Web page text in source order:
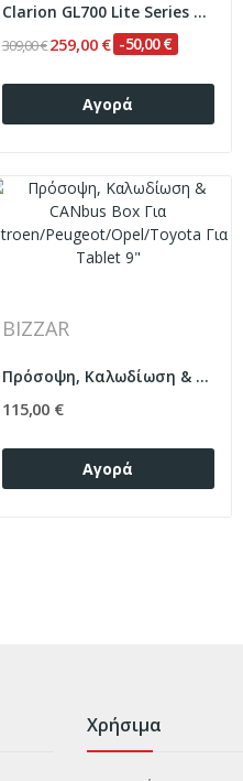
Clarion GL700 Lite Series 8Core Android...
309,00 €259,00 € -50,00 €
Αγορά
BIZZAR
Πρόσοψη, Καλωδίωση & CANbus Box Για...
115,00 €
Αγορά
Χρήσιμα